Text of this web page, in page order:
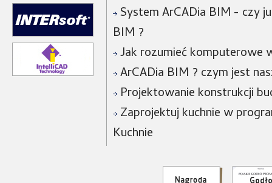
System ArCADia BIM - czy
BIM ?
Jak rozumieć komputerowe
ArCADia BIM ? czym jest
Projektowanie konstrukcji
Zaprojektuj kuchnie w
Kuchnie